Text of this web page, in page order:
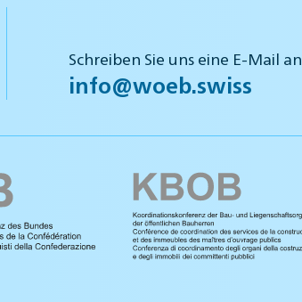
Schreiben Sie uns eine E-Mail an
info@woeb.swiss